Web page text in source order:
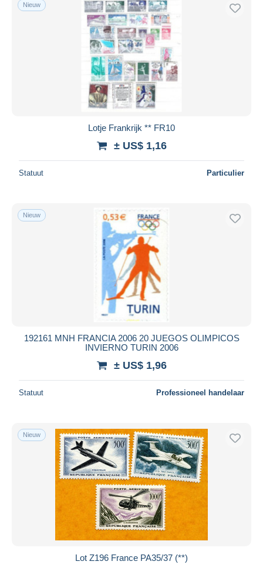
Nieuw
Lotje Frankrijk ** FR10
± US$ 1,16
Statuut Particulier
Nieuw
192161 MNH FRANCIA 2006 20 JUEGOS OLIMPICOS
INVIERNO TURIN 2006
± US$ 1,96
Statuut Professioneel handelaar
Nieuw
Lot Z196 France PA35/37 (**)